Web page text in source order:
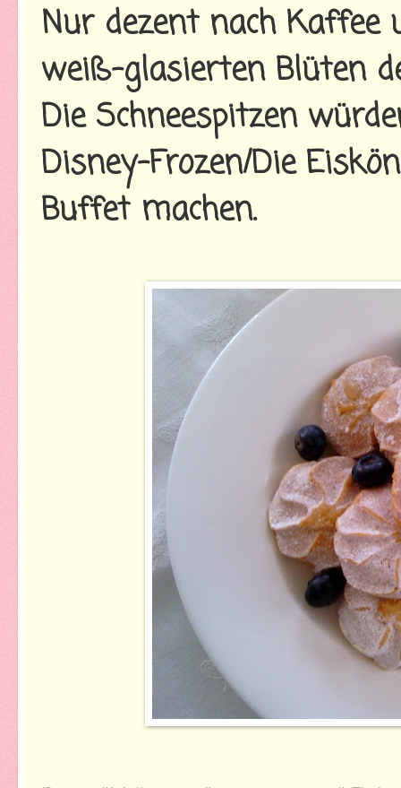
Nur dezent nach Kaffee
weiß-glasierten Blüten
Die Schneespitzen
Disney-Frozen/Die
Buffet machen.